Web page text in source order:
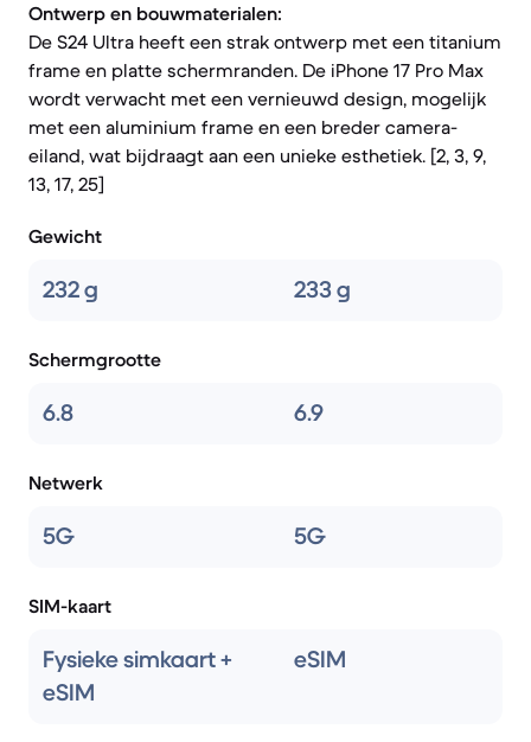
Ontwerp en bouwmaterialen:
De S24 Ultra heeft een strak ontwerp met een titanium
frame en platte schermranden. De iPhone 17 Pro Max
wordt verwacht met een vernieuwd design, mogelijk
met een aluminium frame en een breder camera-
eiland, wat bijdraagt aan een unieke esthetiek. [2, 3, 9,
13, 17, 25]
Gewicht
232 g 233 g
Schermgrootte
6.8 6.9
Netwerk
5G 5G
SIM-kaart
Fysieke simkaart +
eSIM
eSIM